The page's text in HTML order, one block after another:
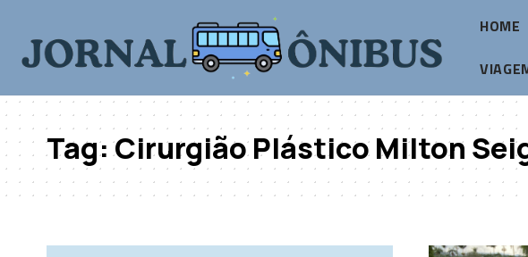
HOME
Tag:Cirurgião Plástico Milton